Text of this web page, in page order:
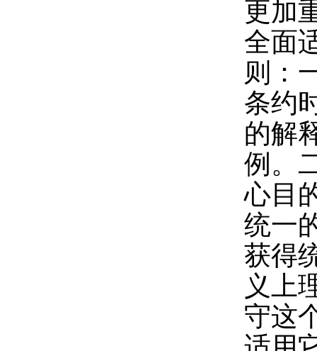
更加
全面
则：
条约
的解
例。
心目
统一
获得
义上
守这